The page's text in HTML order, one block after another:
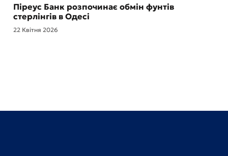
Піреус Банк розпочинає обмін фунтів
стерлінгів в Одесі
22 Квітня 2026